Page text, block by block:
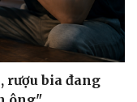
rượu bia đang